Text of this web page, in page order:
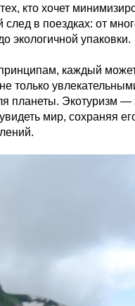
кто хочет
след в поездках: от
экологичной упаковки.
каждый
только
планеты. Экотуризм —
мир, сохраняя